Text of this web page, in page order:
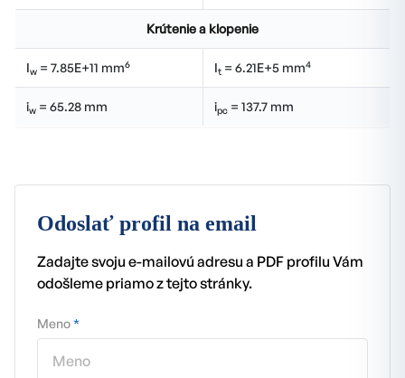
Krútenie a klopenie
Iw = 7.85E+11 mm6 It = 6.21E+5 mm4
iw = 65.28 mm ipc = 137.7 mm
Odoslať profil na email
Zadajte svoju e-mailovú adresu a PDF profilu Vám
odošleme priamo z tejto stránky.
Meno*